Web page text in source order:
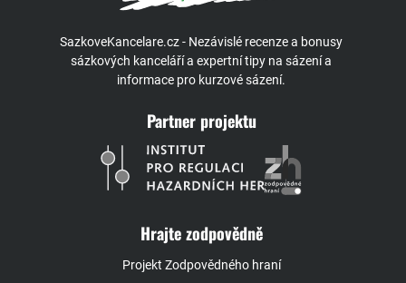
SazkoveKancelare.cz - Nezávislé recenze a bonusy
sázkových kanceláří a expertní tipy na sázení a
informace pro kurzové sázení.
Partner projektu
Hrajte zodpovědně
Projekt Zodpovědného hraní